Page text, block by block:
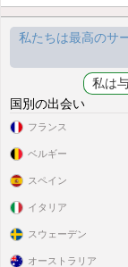
私たちは最高のサ
国別の出会い
フランス
ベルギー
スペイン
イタリア
スウェーデン
オーストラリア